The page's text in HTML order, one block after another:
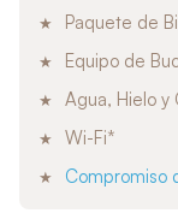
Paquete de
Equipo de
Agua, Hielo y
Wi-Fi*
Compromiso